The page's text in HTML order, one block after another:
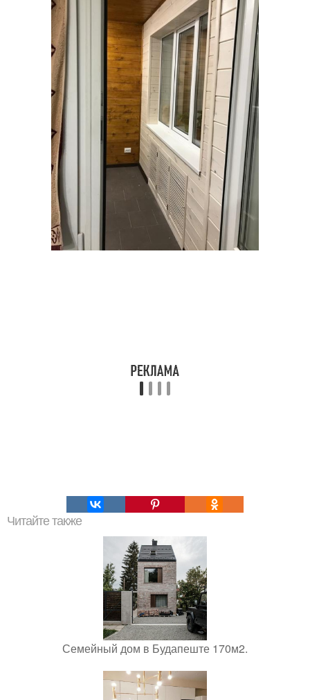
Читайте также
Семейный дом в Будапеште 170м2.